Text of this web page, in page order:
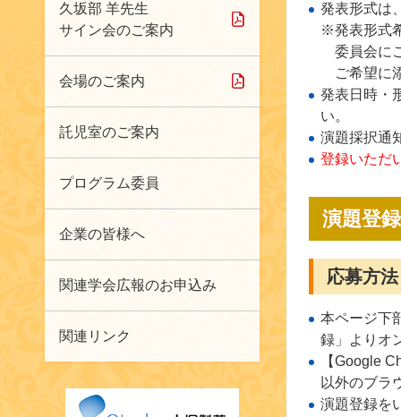
久坂部 羊先生
サイン会のご案内
会場のご案内
託児室のご案内
プログラム委員
企業の皆様へ
関連学会広報のお申込み
関連リンク
発表形式は
※発表形式
委員会に
ご希望に
発表日時・
い。
演題採択通
登録いただ
演題登
応募方法
本ページ下
録」よりオ
【Google
以外のブラ
演題登録を